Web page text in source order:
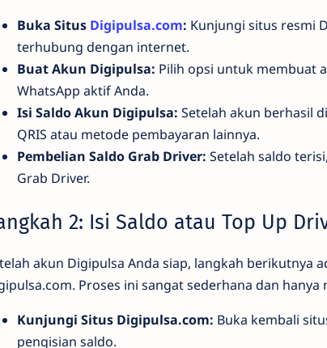
Buka Situs Digipulsa.com: Kunjungi situs resmi
terhubung dengan internet.
Buat Akun Digipulsa: Pilih opsi untuk membuat
WhatsApp aktif Anda.
Isi Saldo Akun Digipulsa: Setelah akun berhasil
QRIS atau metode pembayaran lainnya.
Pembelian Saldo Grab Driver: Setelah saldo
Grab Driver.
2: Isi Saldo atau Top Up
akun Digipulsa Anda siap, langkah berikutnya
Proses ini sangat sederhana dan
Kunjungi Situs Digipulsa.com: Buka kembali
pengisian saldo.